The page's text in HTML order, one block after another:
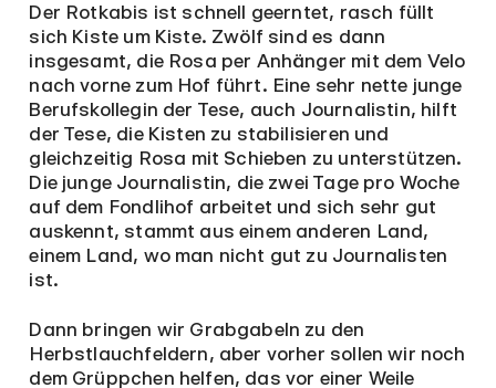
Der Rotkabis ist schnell geerntet, rasch füllt
sich Kiste um Kiste. Zwölf sind es dann
insgesamt, die Rosa per Anhänger mit dem Velo
nach vorne zum Hof führt. Eine sehr nette junge
Berufskollegin der Tese, auch Journalistin, hilft
der Tese, die Kisten zu stabilisieren und
gleichzeitig Rosa mit Schieben zu unterstützen.
Die junge Journalistin, die zwei Tage pro Woche
auf dem Fondlihof arbeitet und sich sehr gut
auskennt, stammt aus einem anderen Land,
einem Land, wo man nicht gut zu Journalisten
ist.
Dann bringen wir Grabgabeln zu den
Herbstlauchfeldern, aber vorher sollen wir noch
dem Grüppchen helfen, das vor einer Weile